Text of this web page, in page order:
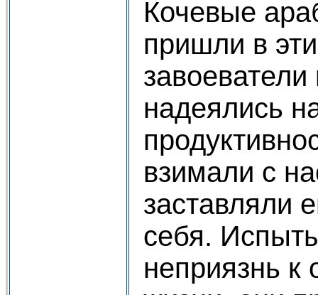
Кочевые
пришли в
надеялись
взимали с
заставляли
себя.
неприязнь к